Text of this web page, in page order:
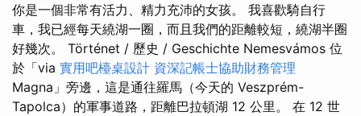
你是一個非常有活力、精力充沛的女孩。 我喜歡騎自行
車，我已經每天繞湖一圈，而且我們的距離較短，繞湖半圈
好幾次。 Történet / 歷史 / Geschichte Nemesvámos 位
於「via 實用吧檯桌設計 資深記帳士協助財務管理
Magna」旁邊，這是通往羅馬（今天的 Veszprém-
Tapolca）的軍事道路，距離巴拉頓湖 12 公里。 在 12 世